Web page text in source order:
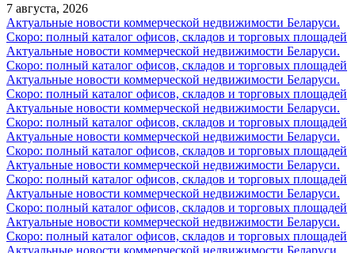
7 августа, 2026
Актуальные новости коммерческой недвижимости Беларуси.
Скоро: полный каталог офисов, складов и торговых площадей
Актуальные новости коммерческой недвижимости Беларуси.
Скоро: полный каталог офисов, складов и торговых площадей
Актуальные новости коммерческой недвижимости Беларуси.
Скоро: полный каталог офисов, складов и торговых площадей
Актуальные новости коммерческой недвижимости Беларуси.
Скоро: полный каталог офисов, складов и торговых площадей
Актуальные новости коммерческой недвижимости Беларуси.
Скоро: полный каталог офисов, складов и торговых площадей
Актуальные новости коммерческой недвижимости Беларуси.
Скоро: полный каталог офисов, складов и торговых площадей
Актуальные новости коммерческой недвижимости Беларуси.
Скоро: полный каталог офисов, складов и торговых площадей
Актуальные новости коммерческой недвижимости Беларуси.
Скоро: полный каталог офисов, складов и торговых площадей
Актуальные новости коммерческой недвижимости Беларуси.